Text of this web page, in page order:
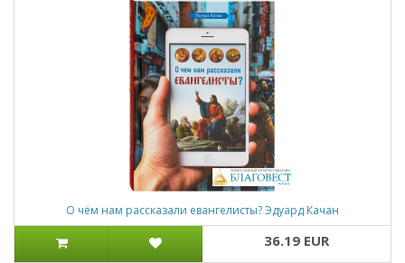
О чём нам рассказали евангелисты? Эдуард Качан
36.19 EUR